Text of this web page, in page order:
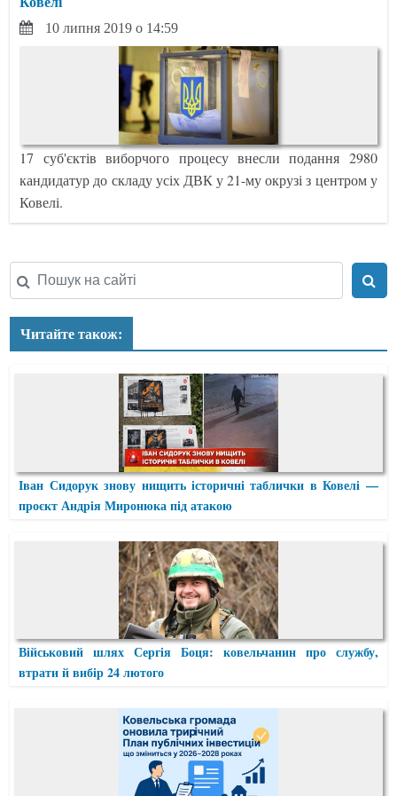
10 липня 2019 о 14:59
17 суб'єктів виборчого процесу внесли подання 2980
кандидатур до складу усіх ДВК у 21-му окрузі з центром у
Ковелі.
Читайте також:
Іван Сидорук знову нищить історичні таблички в Ковелі —
проєкт Андрія Миронюка під атакою
Військовий шлях Сергія Боця: ковельчанин про службу,
втрати й вибір 24 лютого